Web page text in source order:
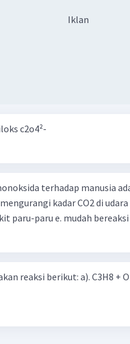
Iklan
c2o4²-
terhadap manusia adalah .... a.
menyebabkan penyakit paru-
reaksi berikut: a). C3H8 +